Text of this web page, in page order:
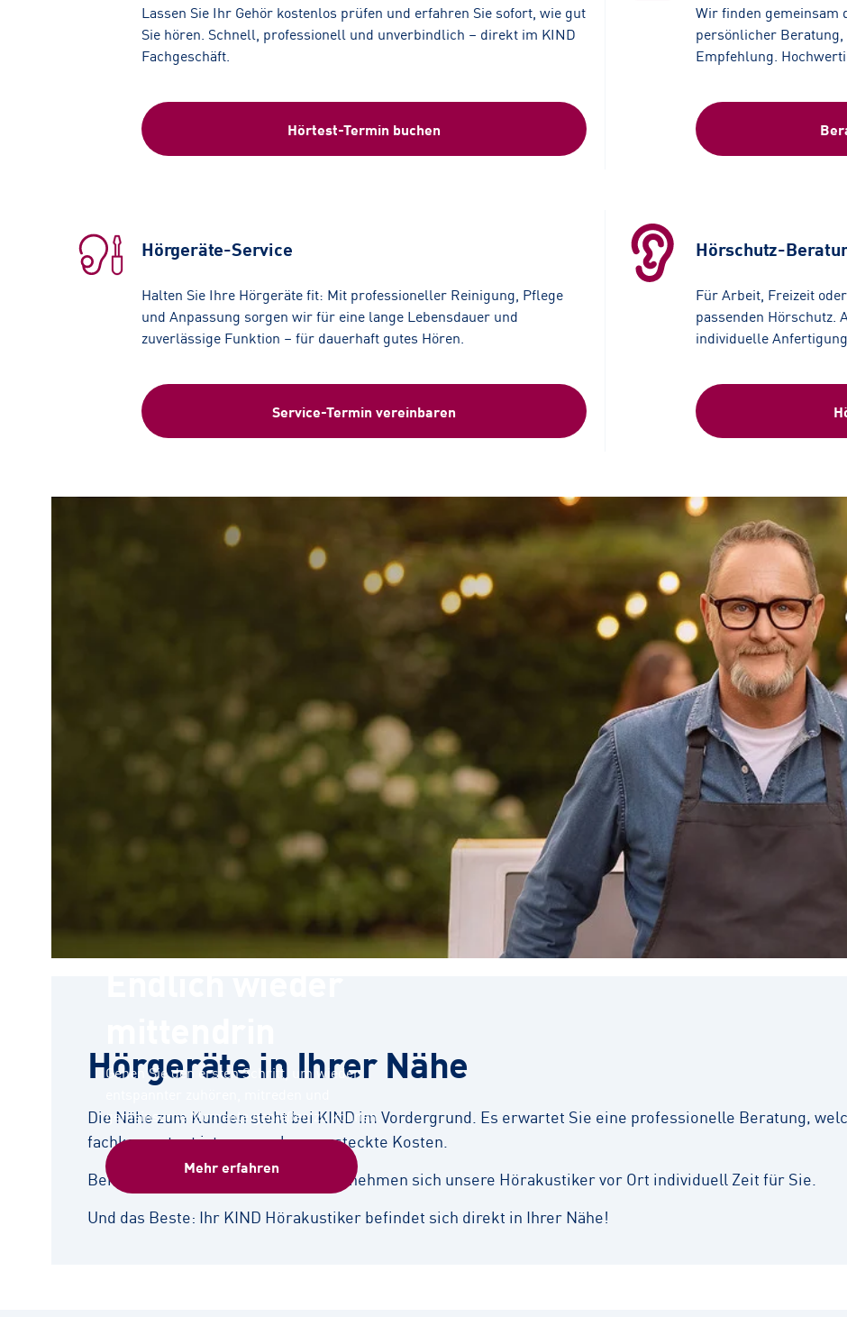
Lassen Sie Ihr Gehör kostenlos prüfen und erfahren Sie sofort, wie gut
Sie hören. Schnell, professionell und unverbindlich – direkt im KIND
Fachgeschäft.
Hörtest-Termin buchen
Wir finden gemeinsam
persönlicher
Empfehlung.
Hörgeräte-Service
Halten Sie Ihre Hörgeräte fit: Mit professioneller Reinigung, Pflege
und Anpassung sorgen wir für eine lange Lebensdauer und
zuverlässige Funktion – für dauerhaft gutes Hören.
Service-Termin vereinbaren
Hörschutz-
Für Arbeit, Freizeit
passenden Hörschutz.
individuelle
Gehen Sie den ersten Schritt, um wieder
gemeinsame Momente genießen zu können.
Mehr erfahren
Hörgeräte in Ihrer Nähe
Die Nähe zum Kunden steht bei KIND im Vordergrund. Es erwartet Sie eine professionelle Beratung,
fachkompetent ist – ganz ohne versteckte Kosten.
Bei der bedarfsgerechten Beratung nehmen sich unsere Hörakustiker vor Ort individuell Zeit für Sie.
Und das Beste: Ihr KIND Hörakustiker befindet sich direkt in Ihrer Nähe!